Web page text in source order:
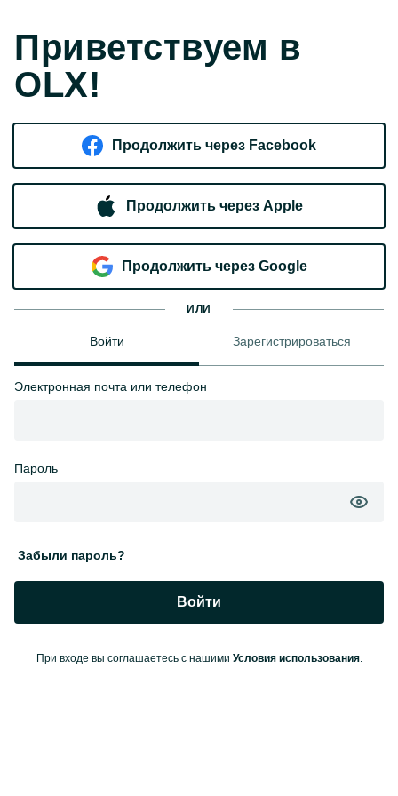
Приветствуем в
OLX!
Продолжить через Facebook
Продолжить через Apple
Продолжить через Google
ИЛИ
Войти Зарегистрироваться
Электронная почта или телефон
Пароль
Забыли пароль?
Войти
При входе вы соглашаетесь с нашими Условия использования.